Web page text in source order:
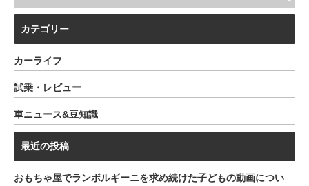
カテゴリー
カーライフ
試乗・レビュー
車ニュース&豆知識
最近の投稿
おもちゃ屋でランボルギーニを求め続けた子どもの動画につい